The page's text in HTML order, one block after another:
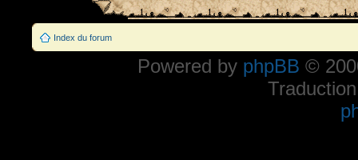
Index du forum
Powered by phpBB ©